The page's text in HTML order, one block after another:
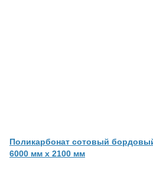
Поликарбонат сотовый
6000 мм x 2100 мм